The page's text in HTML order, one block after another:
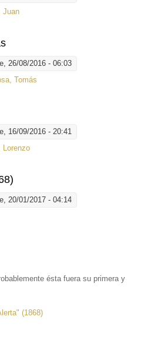
Juan
26/08/2016 - 06:03
Tomás
16/09/2016 - 20:41
Lorenzo
20/01/2017 - 04:14
ésta fuera su primera y
(1868)